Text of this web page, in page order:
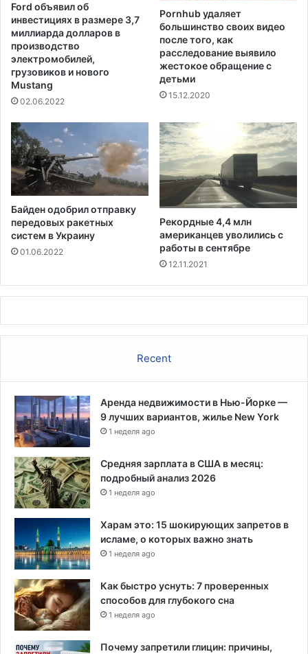
с
е
с
т
в
и
х
в
С
Ш
А
ы
р
с
а
е
н
т
о
в
ч
т
о
в
л
е
т
я
Ford объявил об
инвестициях в размере 3,7
миллиарда долларов в
производство
электромобилей,
грузовиков и нового
Mustang
02.06.2022
Pornhub удаляет
большинство своих видео
после того, как
расследование выявило
жестокое обращение с
детьми
15.12.2020
Байден одобрил отправку
передовых ракетных
систем в Украину
01.06.2022
Рекордные 4,4 млн
американцев уволились с
работы в сентябре
12.11.2021
Recent
Аренда недвижимости в Нью-Йорке —
9 лучших вариантов, жилье New York
1 неделя ago
Средняя зарплата в США в месяц:
подробный анализ 2026
1 неделя ago
Харам это: 15 шокирующих запретов в
исламе, о которых важно знать
1 неделя ago
Как быстро уснуть: 7 проверенных
способов для глубокого сна
1 неделя ago
Почему запретили глицин: причины,